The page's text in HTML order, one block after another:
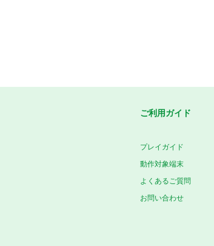
ご利用ガイド
プレイガイド
動作対象端末
よくあるご質問
お問い合わせ